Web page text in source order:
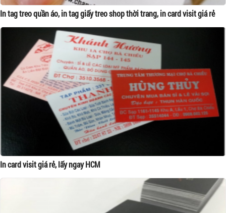
In tag treo quần áo, in tag giấy treo shop thời trang, in card visit giá rẻ
In card visit giá rẻ, lấy ngay HCM